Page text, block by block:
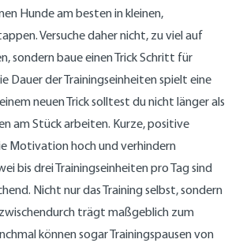
Hunde am besten in kleinen,
Versuche daher nicht, zu viel auf
sondern baue einen Trick Schritt für
Dauer der Trainingseinheiten spielt eine
neuen Trick solltest du nicht länger als
am Stück arbeiten. Kurze, positive
Motivation hoch und verhindern
bis drei Trainingseinheiten pro Tag sind
Nicht nur das Training selbst, sondern
trägt maßgeblich zum
können sogar Trainingspausen von